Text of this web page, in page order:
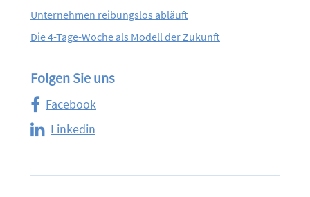
Unternehmen reibungslos abläuft
Die 4-Tage-Woche als Modell der Zukunft
Folgen Sie uns
Facebook
Linkedin